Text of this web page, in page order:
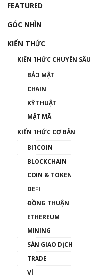
00:43:47
như thể nào?
00:39:31
Phổ cập
thống &
FEATURED
GÓC NHÌN
KIẾN THỨC
KIẾN THỨC CHUYÊN SÂU
BẢO MẬT
CHAIN
KỸ THUẬT
MẬT MÃ
KIẾN THỨC CƠ BẢN
BITCOIN
BLOCKCHAIN
COIN & TOKEN
DEFI
ĐỒNG THUẬN
ETHEREUM
MINING
SÀN GIAO DỊCH
TRADE
VÍ